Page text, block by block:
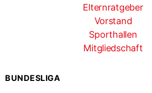
Elternratgeber
Vorstand
Sporthallen
Mitgliedschaft
BUNDESLIGA